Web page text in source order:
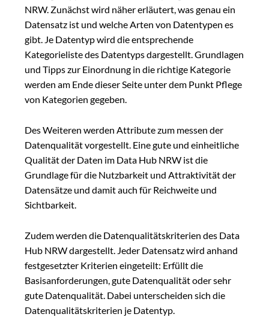
NRW. Zunächst wird näher erläutert, was genau ein
Datensatz ist und welche Arten von Datentypen es
gibt. Je Datentyp wird die entsprechende
Kategorieliste des Datentyps dargestellt. Grundlagen
und Tipps zur Einordnung in die richtige Kategorie
werden am Ende dieser Seite unter dem Punkt Pflege
von Kategorien gegeben.
Des Weiteren werden Attribute zum messen der
Datenqualität vorgestellt. Eine gute und einheitliche
Qualität der Daten im Data Hub NRW ist die
Grundlage für die Nutzbarkeit und Attraktivität der
Datensätze und damit auch für Reichweite und
Sichtbarkeit.
Zudem werden die Datenqualitätskriterien des Data
Hub NRW dargestellt. Jeder Datensatz wird anhand
festgesetzter Kriterien eingeteilt: Erfüllt die
Basisanforderungen, gute Datenqualität oder sehr
gute Datenqualität. Dabei unterscheiden sich die
Datenqualitätskriterien je Datentyp.